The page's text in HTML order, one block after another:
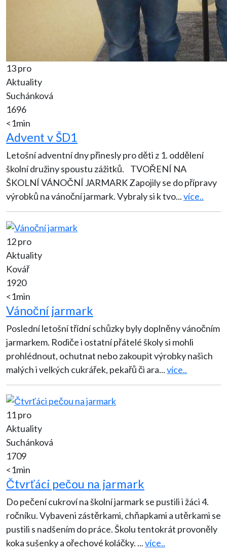
13 pro
Aktuality
Suchánková
1696
<1min
Advent v ŠD1
Letošní adventní dny přinesly pro děti z 1. oddělení
školní družiny spoustu zážitků. TVOŘENÍ NA
ŠKOLNÍ VÁNOČNÍ JARMARK Zapojily se do přípravy
výrobků na vánoční jarmark. Vybraly si k tvo...více..
12 pro
Aktuality
Kovář
1920
<1min
Vánoční jarmark
Poslední letošní třídní schůzky byly doplněny vánočním
jarmarkem. Rodiče i ostatní přátelé školy si mohli
prohlédnout, ochutnat nebo zakoupit výrobky našich
malých i velkých cukrářek, pekařů či ara...více..
11 pro
Aktuality
Suchánková
1709
<1min
Čtvrťáci pečou na jarmark
Do pečení cukroví na školní jarmark se pustili i žáci 4.
ročníku. Vybaveni zástěrkami, chňapkami a utěrkami se
pustili s nadšením do práce. Školu tentokrát provoněly
koka sušenky a ořechové koláčky. ...více..